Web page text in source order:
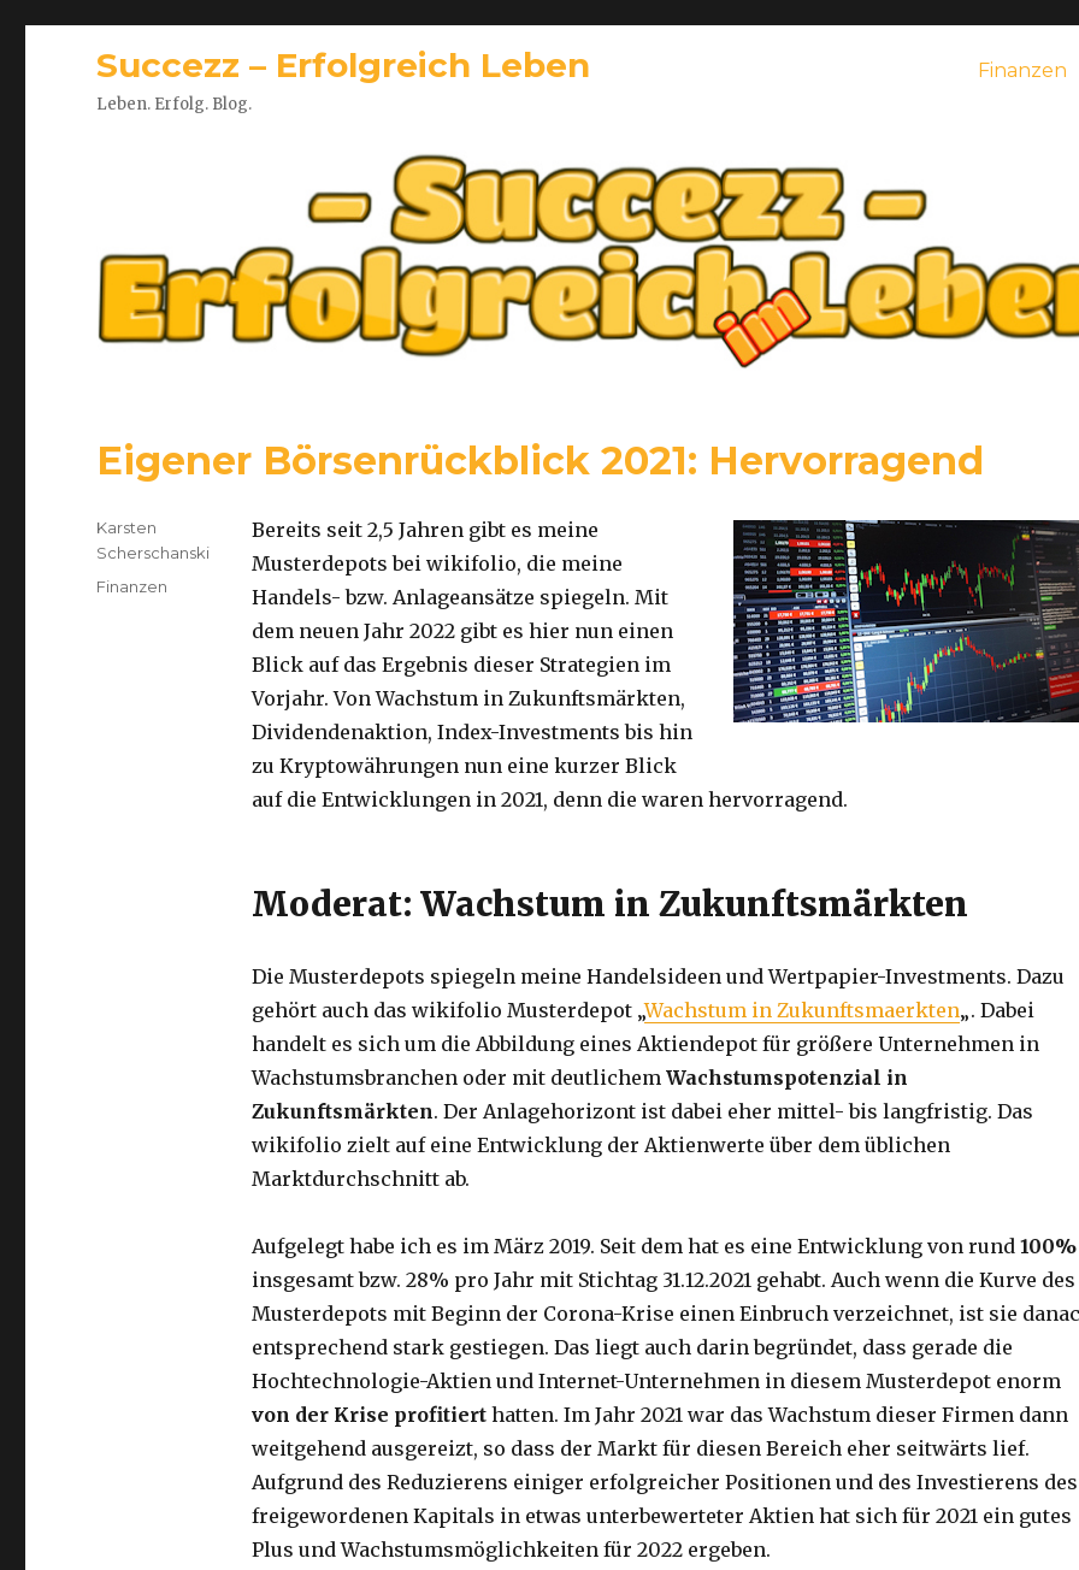
Succezz – Erfolgreich Leben
Leben. Erfolg. Blog.
Finanzen
Eigener Börsenrückblick 2021: Hervorragend
Bereits seit 2,5 Jahren gibt es meine
Musterdepots bei wikifolio, die meine
Handels- bzw. Anlageansätze spiegeln. Mit
dem neuen Jahr 2022 gibt es hier nun einen
Blick auf das Ergebnis dieser Strategien im
Vorjahr. Von Wachstum in Zukunftsmärkten,
Dividendenaktion, Index-Investments bis hin
zu Kryptowährungen nun eine kurzer Blick
auf die Entwicklungen in 2021, denn die waren hervorragend.
Moderat: Wachstum in Zukunftsmärkten
Die Musterdepots spiegeln meine Handelsideen und Wertpapier-Investments. Dazu
gehört auch das wikifolio Musterdepot „Wachstum in Zukunftsmaerkten„. Dabei
handelt es sich um die Abbildung eines Aktiendepot für größere Unternehmen in
Wachstumsbranchen oder mit deutlichemWachstumspotenzial in
Zukunftsmärkten. Der Anlagehorizont ist dabei eher mittel- bis langfristig. Das
wikifolio zielt auf eine Entwicklung der Aktienwerte über dem üblichen
Marktdurchschnitt ab.
Aufgelegt habe ich es im März 2019. Seit dem hat es eine Entwicklung von rund 100%
insgesamt bzw. 28% pro Jahr mit Stichtag 31.12.2021 gehabt. Auch wenn die Kurve des
Musterdepots mit Beginn der Corona-Krise einen Einbruch verzeichnet, ist sie
entsprechend stark gestiegen. Das liegt auch darin begründet, dass gerade die
Hochtechnologie-Aktien und Internet-Unternehmen in diesem Musterdepot enorm
von der Krise profitiert hatten. Im Jahr 2021 war das Wachstum dieser Firmen dann
weitgehend ausgereizt, so dass der Markt für diesen Bereich eher seitwärts lief.
Aufgrund des Reduzierens einiger erfolgreicher Positionen und des Investierens des
freigewordenen Kapitals in etwas unterbewerteter Aktien hat sich für 2021 ein gutes
Plus und Wachstumsmöglichkeiten für 2022 ergeben.
Autor
Karsten
Scherschanski
Kategorien
Finanzen